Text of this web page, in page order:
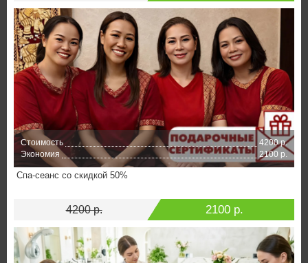
Стоимость
4200 р.
Экономия
2100 р.
Спа-сеанс со скидкой 50%
4200 р. 2100 р.